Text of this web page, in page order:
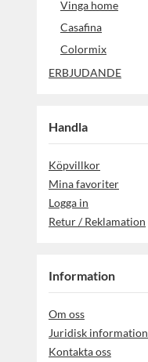
Vinga home
Casafina
Colormix
ERBJUDANDE
Handla
Köpvillkor
Mina favoriter
Logga in
Retur / Reklamation
Information
Om oss
Juridisk information
Kontakta oss